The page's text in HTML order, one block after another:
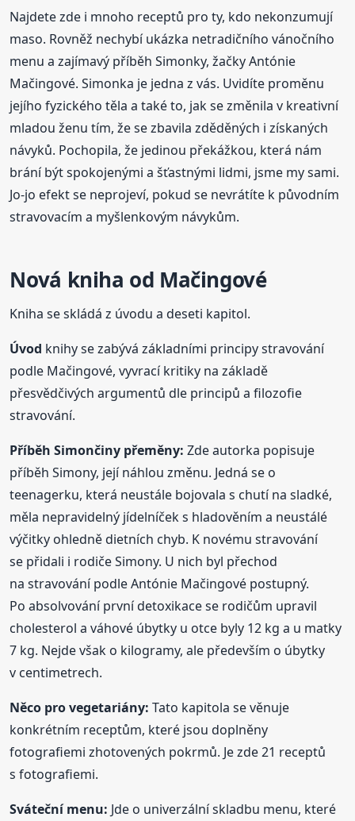
Najdete zde i mnoho receptů pro ty, kdo nekonzumují
maso. Rovněž nechybí ukázka netradičního vánočního
menu a zajímavý příběh Simonky, žačky Antónie
Mačingové. Simonka je jedna z vás. Uvidíte proměnu
jejího fyzického těla a také to, jak se změnila v kreativní
mladou ženu tím, že se zbavila zděděných i získaných
návyků. Pochopila, že jedinou překážkou, která nám
brání být spokojenými a šťastnými lidmi, jsme my sami.
Jo-jo efekt se neprojeví, pokud se nevrátíte k původním
stravovacím a myšlenkovým návykům.
Nová kniha od Mačingové
Kniha se skládá z úvodu a deseti kapitol.
Úvod knihy se zabývá základními principy stravování
podle Mačingové, vyvrací kritiky na základě
přesvědčivých argumentů dle principů a filozofie
stravování.
Příběh Simončiny přeměny: Zde autorka popisuje
příběh Simony, její náhlou změnu. Jedná se o
teenagerku, která neustále bojovala s chutí na sladké,
měla nepravidelný jídelníček s hladověním a neustálé
výčitky ohledně dietních chyb. K novému stravování
se přidali i rodiče Simony. U nich byl přechod
na stravování podle Antónie Mačingové postupný.
Po absolvování první detoxikace se rodičům upravil
cholesterol a váhové úbytky u otce byly 12 kg a u matky
7 kg. Nejde však o kilogramy, ale především o úbytky
v centimetrech.
Něco pro vegetariány: Tato kapitola se věnuje
konkrétním receptům, které jsou doplněny
fotografiemi zhotovených pokrmů. Je zde 21 receptů
s fotografiemi.
Sváteční menu: Jde o univerzální skladbu menu, které